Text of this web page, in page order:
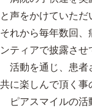
と声をかけていただ
それから毎年数回
ンティアで披露させ
活動を通じ、患者
共に楽しんで頂く事
ピアスマイルの活